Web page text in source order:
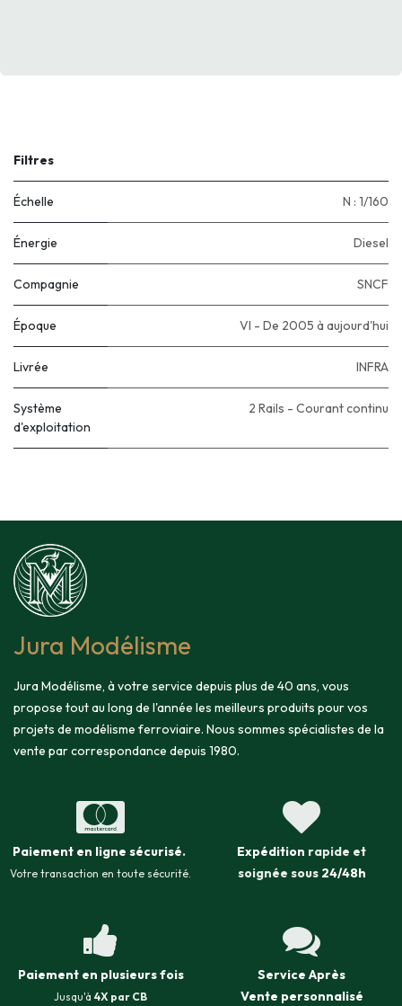
Filtres
Échelle N : 1/160
Énergie Diesel
Compagnie SNCF
Époque VI - De 2005 à aujourd'hui
Livrée INFRA
Système
d'exploitation
2 Rails - Courant continu
Jura Modélisme
Jura Modélisme, à votre service depuis plus de 40 ans, vous
propose tout au long de l'année les meilleurs produits pour vos
projets de modélisme ferroviaire. Nous sommes spécialistes de la
vente par correspondance depuis 1980.
Paiement en ligne sécurisé.
Votre transaction en toute sécurité.
Expédition rapide et
soignée sous 24/48h
Paiement en plusieurs fois
Jusqu'à 4X par CB
Service Après
Vente personnalisé